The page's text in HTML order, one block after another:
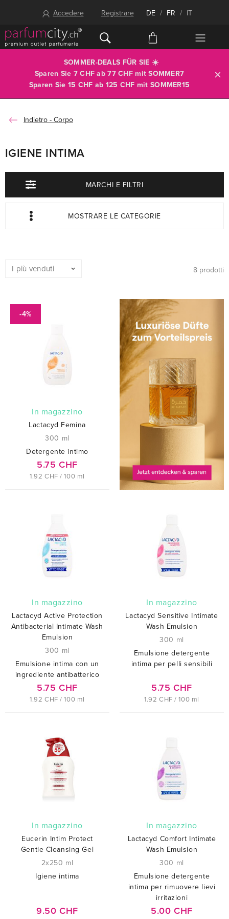
Accedere Registrare DE / FR / IT
SOMMER-DEALS FÜR SIE ☀️
Sparen Sie 7 CHF ab 77 CHF mitSOMMER7
Sparen Sie 15 CHF ab 125 CHF mit SOMMER15
Corpo
IGIENE INTIMA
MARCHI E FILTRI
MOSTRARE LE CATEGORIE
8 prodotti
-4%
In magazzino
Lactacyd Femina
300 ml
Detergente intimo
5.75 CHF
1.92 CHF / 100 ml
In magazzino
Lactacyd Active Protection
Antibacterial Intimate Wash
Emulsion
300 ml
Emulsione intima con un
ingrediente antibatterico
5.75 CHF
1.92 CHF / 100 ml
In magazzino
Lactacyd Sensitive Intimate
Wash Emulsion
300 ml
Emulsione detergente
intima per pelli sensibili
5.75 CHF
1.92 CHF / 100 ml
In magazzino
Eucerin Intim Protect
Gentle Cleansing Gel
2x250 ml
Igiene intima
9.50 CHF
In magazzino
Lactacyd Comfort Intimate
Wash Emulsion
300 ml
Emulsione detergente
intima per rimuovere lievi
irritazioni
5.00 CHF